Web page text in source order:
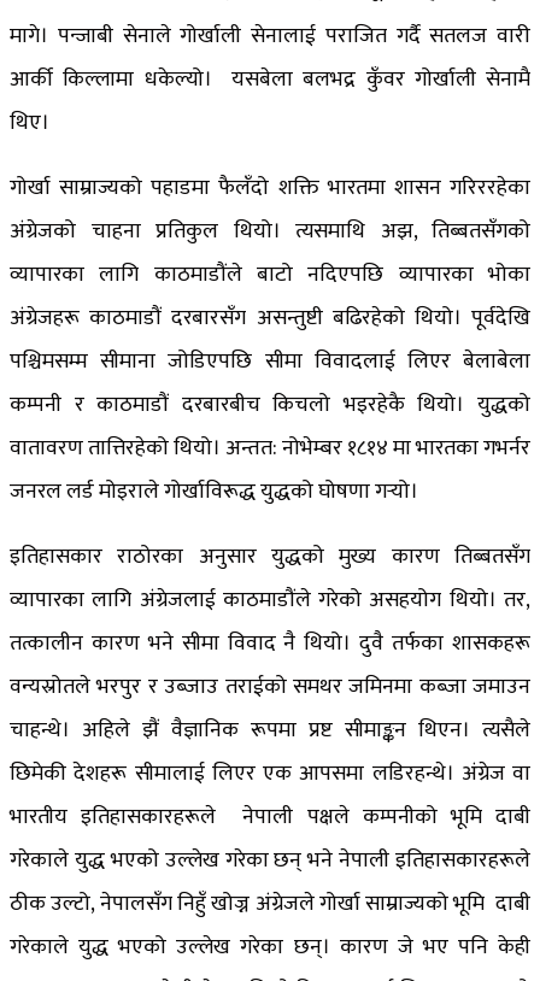
मागे। पन्जाबी सेनाले गोर्खाली सेनालाई पराजित गर्दै सतलज वारी
आर्की किल्लामा धकेल्यो। यसबेला बलभद्र कुँवर गोर्खाली सेनामै
थिए।
गोर्खा साम्राज्यको पहाडमा फैलँदो शक्ति भारतमा शासन गरिररहेका
अंग्रेजको चाहना प्रतिकुल थियो। त्यसमाथि अझ, तिब्बतसँगको
व्यापारका लागि काठमाडौंले बाटो नदिएपछि व्यापारका भोका
अंग्रेजहरू काठमाडौं दरबारसँग असन्तुष्टी बढिरहेको थियो। पूर्वदेखि
पश्चिमसम्म सीमाना जोडिएपछि सीमा विवादलाई लिएर बेलाबेला
कम्पनी र काठमाडौं दरबारबीच किचलो भइरहेकै थियो। युद्धको
वातावरण तात्तिरहेको थियो। अन्तत: नोभेम्बर १८१४ मा भारतका गभर्नर
जनरल लर्ड मोइराले गोर्खाविरूद्ध युद्धको घोषणा गर्‍यो।
इतिहासकार राठोरका अनुसार युद्धको मुख्य कारण तिब्बतसँग
व्यापारका लागि अंग्रेजलाई काठमाडौंले गरेको असहयोग थियो। तर,
तत्कालीन कारण भने सीमा विवाद नै थियो। दुवै तर्फका शासकहरू
वन्यस्रोतले भरपुर र उब्जाउ तराईको समथर जमिनमा कब्जा जमाउन
चाहन्थे। अहिले झैं वैज्ञानिक रूपमा प्रष्ट सीमाङ्कन थिएन। त्यसैले
छिमेकी देशहरू सीमालाई लिएर एक आपसमा लडिरहन्थे। अंग्रेज वा
भारतीय इतिहासकारहरूले नेपाली पक्षले कम्पनीको भूमि दाबी
गरेकाले युद्ध भएको उल्लेख गरेका छन् भने नेपाली इतिहासकारहरूले
ठीक उल्टो, नेपालसँग निहुँ खोज्न अंग्रेजले गोर्खा साम्राज्यको भूमि दाबी
गरेकाले युद्ध भएको उल्लेख गरेका छन्। कारण जे भए पनि केही